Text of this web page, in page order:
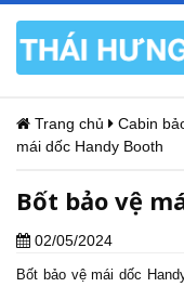
Trang chủ Cabin
mái dốc Handy Booth
Bốt bảo vệ
02/05/2024
Bốt bảo vệ mái dốc